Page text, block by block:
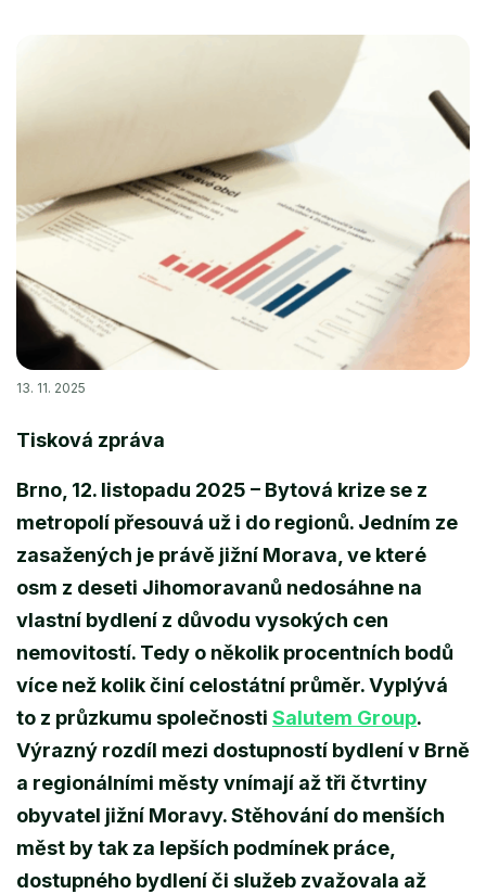
13. 11. 2025
Tisková zpráva
Brno, 12. listopadu 2025 – Bytová krize se z
metropolí přesouvá už i do regionů. Jedním ze
zasažených je právě jižní Morava, ve které
osm z deseti Jihomoravanů nedosáhne na
vlastní bydlení z důvodu vysokých cen
nemovitostí. Tedy o několik procentních bodů
více než kolik činí celostátní průměr. Vyplývá
to z průzkumu společnosti Salutem Group.
Výrazný rozdíl mezi dostupností bydlení v Brně
a regionálními městy vnímají až tři čtvrtiny
obyvatel jižní Moravy. Stěhování do menších
měst by tak za lepších podmínek práce,
dostupného bydlení či služeb zvažovala až